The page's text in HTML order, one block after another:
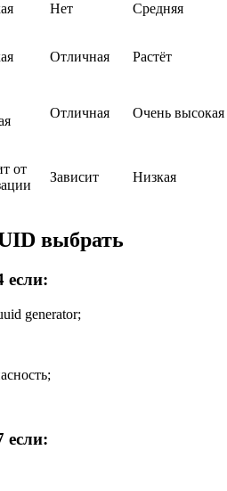
Нет Средняя
Отличная Растёт
Отличная Очень высокая
от
Зависит Низкая
выбрать
если:
generator;
если: